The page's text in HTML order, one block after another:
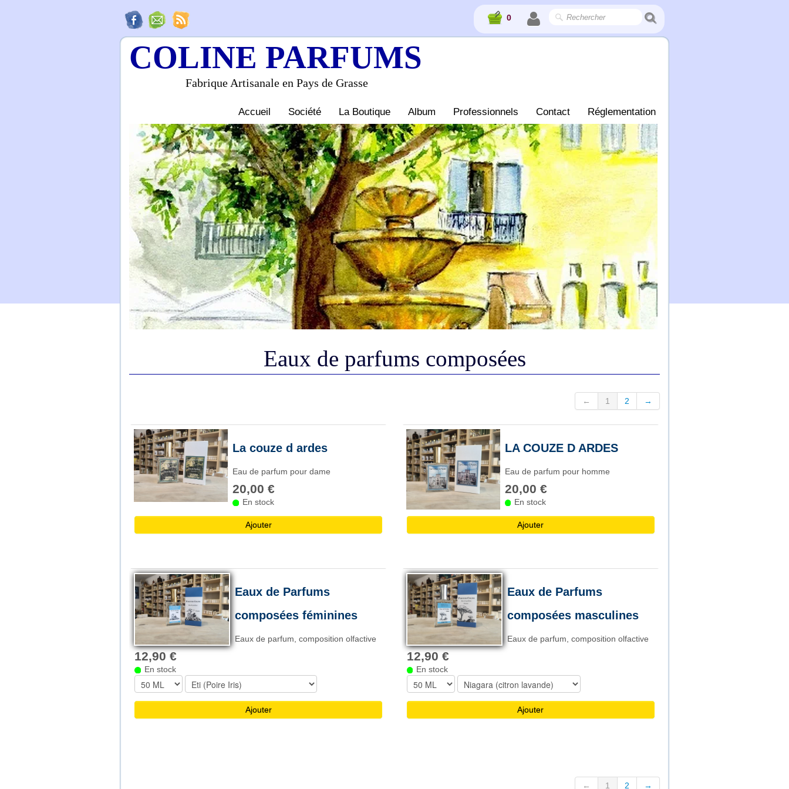
0
COLINE PARFUMS
Fabrique Artisanale en Pays de Grasse
Accueil Société La Boutique Album Professionnels Contact Réglementation
Eaux de parfums composées
← 1 2 →
La couze d ardes
Eau de parfum pour dame
20,00 €
En stock
Ajouter
LA COUZE D ARDES
Eau de parfum pour homme
20,00 €
En stock
Ajouter
Eaux de Parfums
composées féminines
Eaux de parfum, composition olfactive
12,90 €
En stock
Ajouter
Eaux de Parfums
composées masculines
Eaux de parfum, composition olfactive
12,90 €
En stock
Ajouter
← 1 2 →